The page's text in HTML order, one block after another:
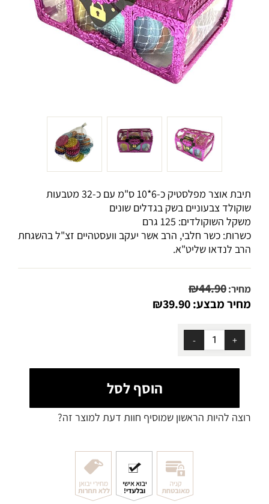
תיבת אוצר מפלסטיק כ-6*10 ס"מ עם כ-32 מטבעות
שוקולד צבעוניים בשק בגדלים שונים
משקל השוקולדים: 125 גרם
כשרות: כשר חלבי, הרב אשר יעקב וועסטהיים זצ"ל בהשגחת
הרב לנדאו שליט"א.
מחיר: ₪44.90
מחיר מבצע:
₪39.90
הוסף לסל
רוצה להיות הראשון שמוסיף חוות דעת למוצר זה?